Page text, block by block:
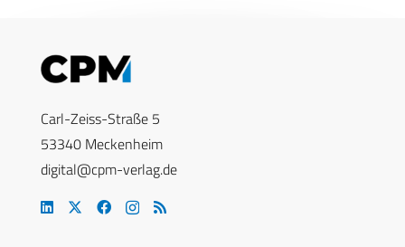
Carl-Zeiss-Straße 5
53340 Meckenheim
digital@cpm-verlag.de